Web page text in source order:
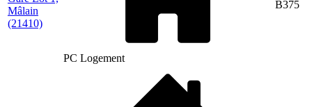
Mâlain
(21410)
PC Logement
B375